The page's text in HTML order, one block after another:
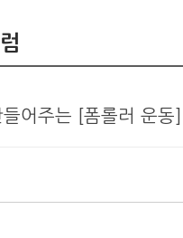
어주는 [폼롤러 운동]